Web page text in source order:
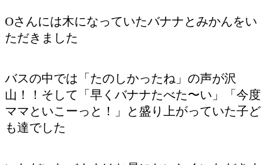
Oさんには木になっていたバナナとみかんをい
ただきました
バスの中では「たのしかったね」の声が沢
山！！そして「早くバナナたべた〜い」「今度
ママといこーっと！」と盛り上がっていた子ど
も達でした